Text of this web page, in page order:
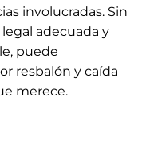
involucradas. Sin
adecuada y
puede
resbalón y caída
merece.